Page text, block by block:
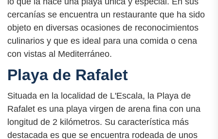
cercanías se encuentra un restaurante que ha sido
objeto en diversas ocasiones de reconocimientos
culinarios y que es ideal para una comida o cena
con vistas al Mediterráneo.
Playa de Rafalet
Situada en la localidad de L'Escala, la Playa de
Rafalet es una playa virgen de arena fina con una
longitud de 2 kilómetros. Su característica más
destacada es que se encuentra rodeada de unos